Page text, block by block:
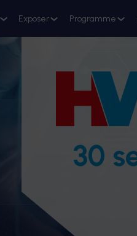
Exposer Programme
30